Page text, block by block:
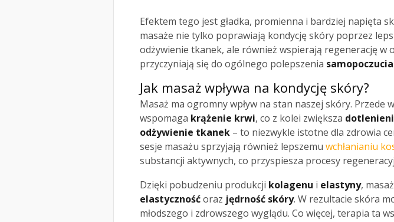
Efektem tego jest gładka, promienna i bardziej napięta
masaże nie tylko poprawiają kondycję skóry poprzez
odżywienie tkanek, ale również wspierają regenerację w
przyczyniają się do ogólnego polepszenia samopoczucia.
Jak masaż wpływa na kondycję skóry?
Masaż ma ogromny wpływ na stan naszej skóry. Przede
wspomaga krążenie krwi, co z kolei zwiększa
odżywienie tkanek – to niezwykle istotne dla zdrowia
sesje masażu sprzyjają również lepszemu wchłanianiu
substancji aktywnych, co przyspiesza procesy
Dzięki pobudzeniu produkcji kolagenu i elastyny,
elastycznośćoraz jędrność skóry. W rezultacie skóra
młodszego i zdrowszego wyglądu. Co więcej, terapia ta